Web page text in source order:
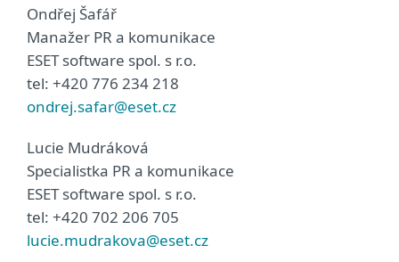
Ondřej Šafář
Manažer PR a komunikace
ESET software spol. s r.o.
tel: +420 776 234 218
ondrej.safar@eset.cz
Lucie Mudráková
Specialistka PR a komunikace
ESET software spol. s r.o.
tel: +420 702 206 705
lucie.mudrakova@eset.cz